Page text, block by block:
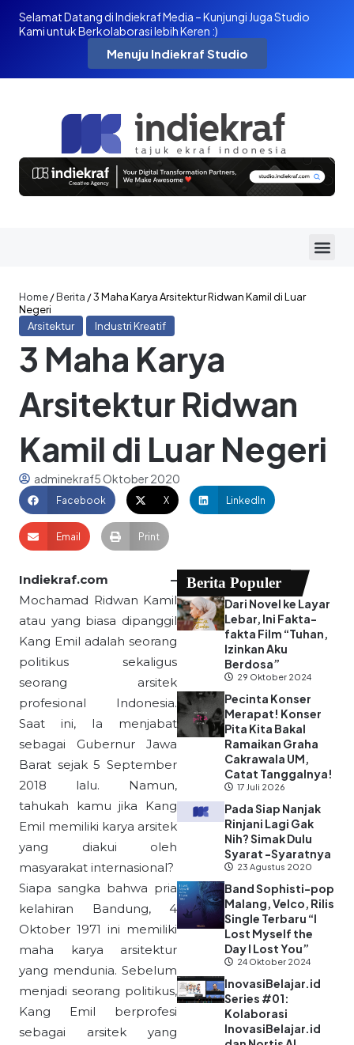
Selamat Datang di Indiekraf Media – Kunjungi Juga Studio
Kami untuk Berkolaborasi lebih Keren :)
Menuju Indiekraf Studio
Home/Berita /3 Maha Karya Arsitektur Ridwan Kamil di Luar
Negeri
Arsitektur
Industri Kreatif
3 Maha Karya
Arsitektur Ridwan
Kamil di Luar Negeri
adminekraf5 Oktober 2020
Facebook X LinkedIn
Email Print
Indiekraf.com –
Mochamad Ridwan Kamil
atau yang biasa dipanggil
Kang Emil adalah seorang
politikus sekaligus
seorang arsitek
profesional Indonesia.
Saat ini, Ia menjabat
sebagai Gubernur Jawa
Barat sejak 5 September
2018 lalu. Namun,
tahukah kamu jika Kang
Emil memiliki karya arsitek
yang diakui oleh
masyarakat internasional?
Siapa sangka bahwa pria
kelahiran Bandung, 4
Oktober 1971 ini memiliki
maha karya arsitektur
yang mendunia. Sebelum
menjadi seorang politikus,
Kang Emil berprofesi
sebagai arsitek yang
Berita Populer
Dari Novel ke Layar
Lebar, Ini Fakta-
fakta Film “Tuhan,
Izinkan Aku
Berdosa”
29 Oktober 2024
Pecinta Konser
Merapat! Konser
Pita Kita Bakal
Ramaikan Graha
Cakrawala UM,
Catat Tanggalnya!
17 Juli 2026
Pada Siap Nanjak
Rinjani Lagi Gak
Nih? Simak Dulu
Syarat -Syaratnya
23 Agustus 2020
Band Sophisti-pop
Malang, Velco, Rilis
Single Terbaru “I
Lost Myself the
Day I Lost You”
24 Oktober 2024
InovasiBelajar.id
Series #01:
Kolaborasi
InovasiBelajar.id